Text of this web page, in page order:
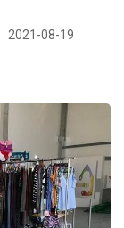
2021-08-19